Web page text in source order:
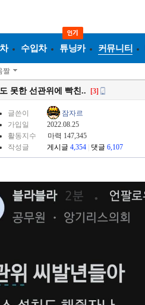
수입차 튜닝카 커뮤니티
짤
못한 선관위에 빡친.. [3]
글쓴이
잠자르
가입일
2022.08.25
활동지수
마력 147,345
작성글
게시글 4,354 댓글 6,107